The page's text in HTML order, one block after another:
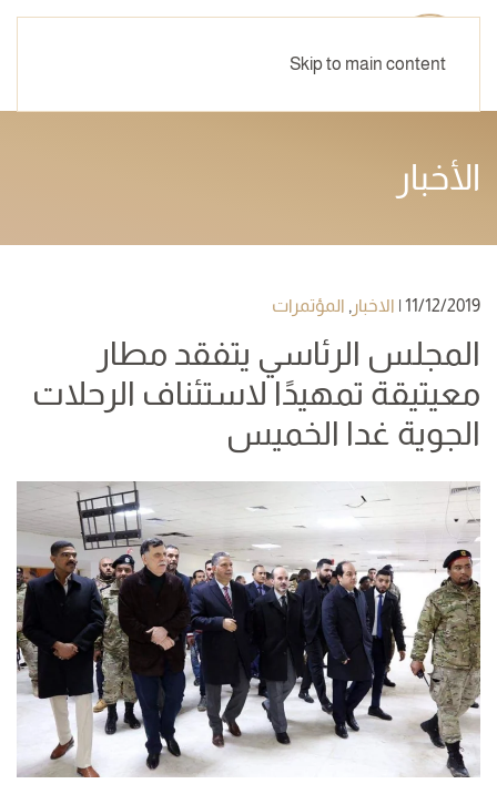
Skip to main content
الأخبار
11/12/2019
| الاخبار , المؤتمرات
المجلس الرئاسي يتفقد مطار
معيتيقة تمهيدًا لاستئناف الرحلات
الجوية غدا الخميس